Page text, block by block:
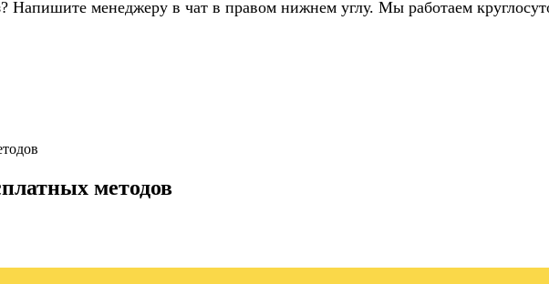
Напишите менеджеру в чат в правом нижнем углу. Мы работаем
методов